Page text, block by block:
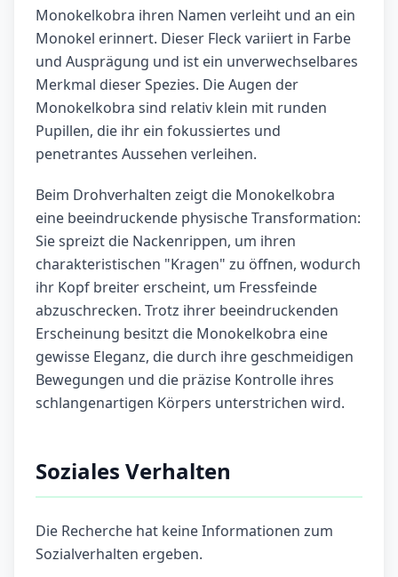
Monokelkobra ihren Namen verleiht und an ein
Monokel erinnert. Dieser Fleck variiert in Farbe
und Ausprägung und ist ein unverwechselbares
Merkmal dieser Spezies. Die Augen der
Monokelkobra sind relativ klein mit runden
Pupillen, die ihr ein fokussiertes und
penetrantes Aussehen verleihen.
Beim Drohverhalten zeigt die Monokelkobra
eine beeindruckende physische Transformation:
Sie spreizt die Nackenrippen, um ihren
charakteristischen "Kragen" zu öffnen, wodurch
ihr Kopf breiter erscheint, um Fressfeinde
abzuschrecken. Trotz ihrer beeindruckenden
Erscheinung besitzt die Monokelkobra eine
gewisse Eleganz, die durch ihre geschmeidigen
Bewegungen und die präzise Kontrolle ihres
schlangenartigen Körpers unterstrichen wird.
Soziales Verhalten
Die Recherche hat keine Informationen zum
Sozialverhalten ergeben.